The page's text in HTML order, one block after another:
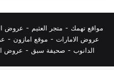
مواقع تهمك - متجر العثيم - عروض
عروض الامارات - موقع امازون -
الدانوب - صحيفة سبق - عروض